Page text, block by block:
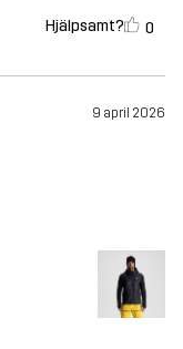
Hjälpsamt? 0
9 april 2026